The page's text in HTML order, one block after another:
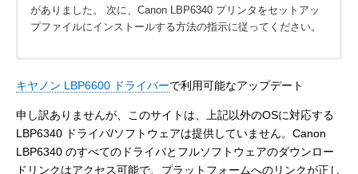
がありました。 次に、Canon LBP6340 プリンタをセットアッ
プファイルにインストールする方法の指示に従ってください。
Canon LBP6340 ドライバ macOS
ドライバをインストールする前に、Canon LBP6340 は下記のオ
ペレーティングシステムと互換性があります。
macOS 12 Monterey
macOS 11 Big Sur
キヤノン LBP6600 ドライバーで利用可能なアップデート
申し訳ありませんが、このサイトは、上記以外のOSに対応する
LBP6340 ドライバ/ソフトウェアは提供していません。Canon
LBP6340 のすべてのドライバとフルソフトウェアのダウンロー
ドリンクはアクセス可能で、プラットフォームへのリンクが正し